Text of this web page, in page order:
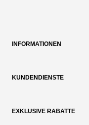
INFORMATIONEN
KUNDENDIENSTE
EXKLUSIVE RABATTE